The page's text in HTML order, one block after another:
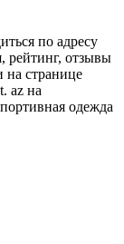
по адресу
рейтинг, отзывы
на странице
az на
одежда